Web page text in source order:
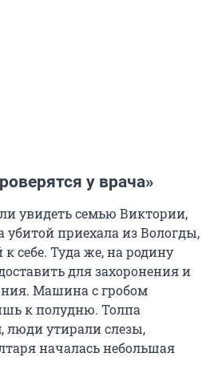
у врача»
увидеть семью Виктории,
убитой приехала из Вологды,
к себе. Туда же, на родину
для захоронения и
Машина с гробом
к полудню. Толпа
люди утирали слезы,
началась небольшая